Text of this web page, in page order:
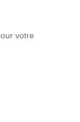
votre